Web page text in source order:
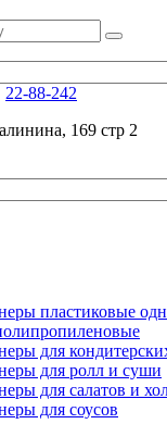
22-88-242
169 стр 2
пластиковые
для
для ролл и суши
для салатов и
для соусов